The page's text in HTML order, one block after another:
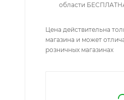
области
Цена действительна
магазина и может
розничных магазинах